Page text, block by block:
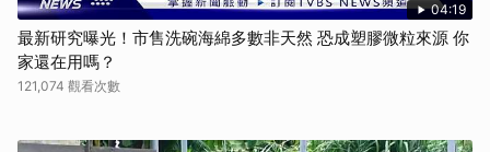
04:19
最新研究曝光！市售洗碗海綿多數非天然 恐成塑膠微粒來源 你
家還在用嗎？
121,074 觀看次數